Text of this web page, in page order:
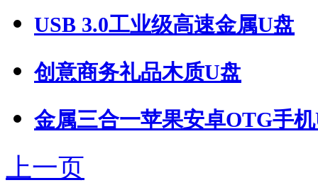
USB 3.0工业级高速金属U盘
创意商务礼品木质U盘
金属三合一苹果安卓OTG手
上一页